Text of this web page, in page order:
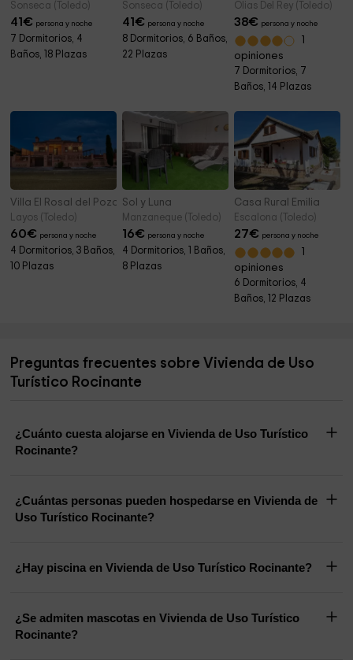
Sonseca (Toledo)
41€ persona y noche
7 Dormitorios, 4
Baños, 18 Plazas
Sonseca (Toledo)
41€ persona y noche
8 Dormitorios, 6 Baños,
22 Plazas
Olias Del Rey (Toledo)
38€ persona y noche
opiniones
7 Dormitorios, 7
Baños, 14 Plazas
Villa El Rosal del Pozo
Layos (Toledo)
60€ persona y noche
4 Dormitorios, 3 Baños,
10 Plazas
Sol y Luna
Manzaneque (Toledo)
16€ persona y noche
4 Dormitorios, 1 Baños,
8 Plazas
Casa Rural Emilia
Escalona (Toledo)
27€ persona y noche
opiniones
6 Dormitorios, 4
Baños, 12 Plazas
Preguntas frecuentes sobre Vivienda de Uso
Turístico Rocinante
¿Cuánto cuesta alojarse en Vivienda de Uso Turístico
Rocinante?
¿Cuántas personas pueden hospedarse en Vivienda de
Uso Turístico Rocinante?
¿Hay piscina en Vivienda de Uso Turístico Rocinante?
¿Se admiten mascotas en Vivienda de Uso Turístico
Rocinante?